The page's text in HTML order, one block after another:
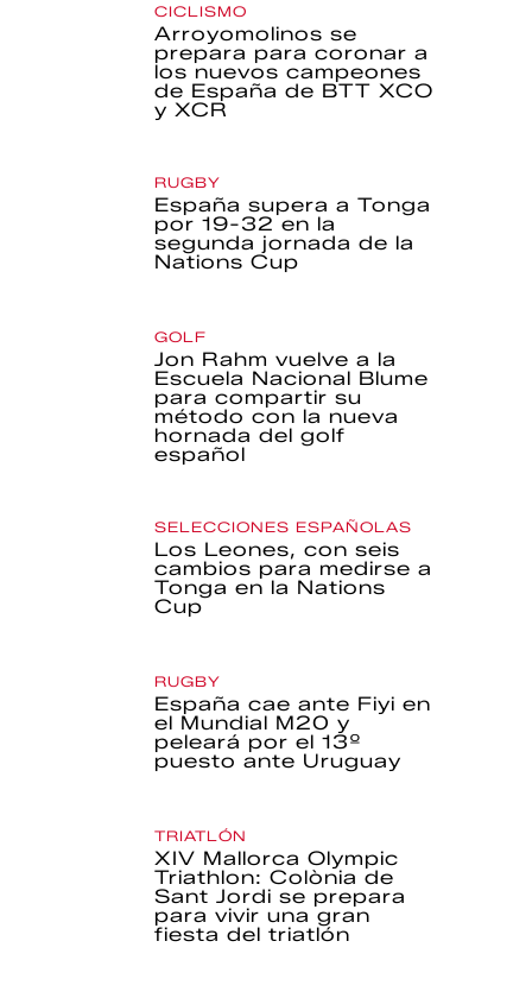
CICLISMO
Arroyomolinos se
prepara para coronar a
los nuevos campeones
de España de BTT XCO
y XCR
RUGBY
España supera a Tonga
por 19-32 en la
segunda jornada de la
Nations Cup
GOLF
Jon Rahm vuelve a la
Escuela Nacional Blume
para compartir su
método con la nueva
hornada del golf
español
SELECCIONES ESPAÑOLAS
Los Leones, con seis
cambios para medirse a
Tonga en la Nations
Cup
RUGBY
España cae ante Fiyi en
el Mundial M20 y
peleará por el 13º
puesto ante Uruguay
TRIATLÓN
XIV Mallorca Olympic
Triathlon: Colònia de
Sant Jordi se prepara
para vivir una gran
fiesta del triatlón